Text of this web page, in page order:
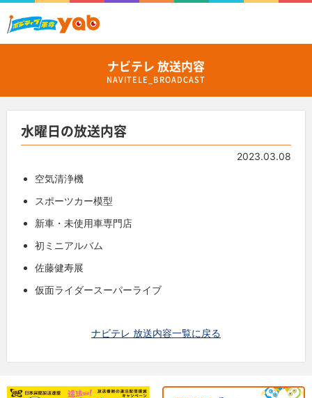
ナビテレ 放送内容
NAVITELE_BROADCAST
水曜日の放送内容
2023.03.08
空気清浄機
スポーツカー模型
新車・未使用車専門店
初ミニアルバム
佐藤健寿展
仮面ライダースーパーライブ
ナビテレ 放送内容一覧に戻る